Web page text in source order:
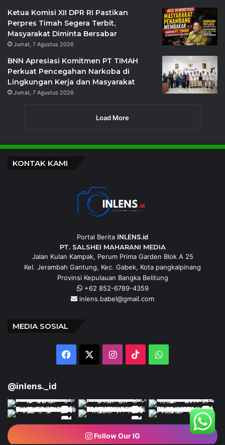
Ketua Komisi XII DPR RI Pastikan
Perpres Timah Segera Terbit,
Masyarakat Diminta Bersabar
Jumat, 7 Agustus 2026
BNN Apresiasi Komitmen PT TIMAH
Perkuat Pencegahan Narkoba di
Lingkungan Kerja dan Masyarakat
Jumat, 7 Agustus 2026
Load More
KONTAK KAMI
Portal Berita INLENS.id
PT. SALSHEI MAHARANI MEDIA
Jalan Kulan Kampak, Perum Prima Garden Blok A 25
Kel. Jerambah Gantung, Kec. Gabek, Kota pangkalpinang
Provinsi Kepulauan Bangka Belitung
+62 852-6789-4359
inlens.babel@gmail.com
MEDIA SOSIAL
Facebook Instagram
TikTokWhatsApp
@inlens._id
Follow Our IG